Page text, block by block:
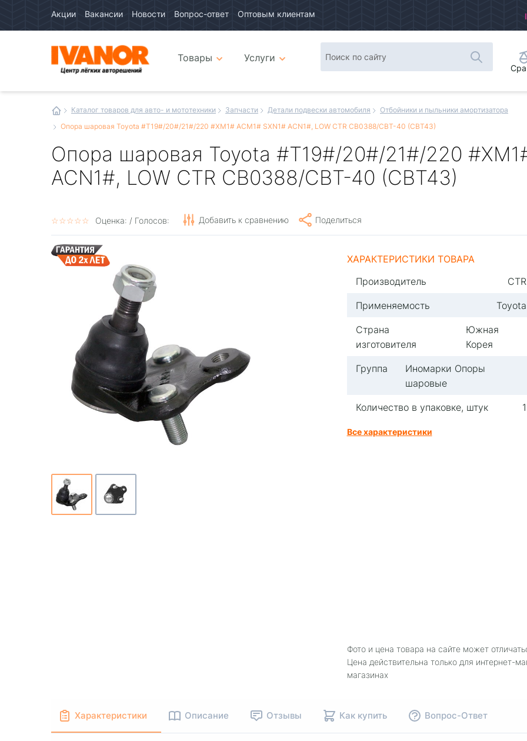
Акции Вакансии Новости Вопрос-ответ Оптовым клиентам
интернетТовары
Услуги
Каталог товаров для авто- и мототехники Запчасти Детали подвески автомобиля
Отбойники и пыльники амортизатора
Опора шаровая Toyota #T19#/20#/21#/220 #XM1# ACM1# SXN1# ACN1#, LOW CTR CB0388/CBT-40 (CBT43)
Опора шаровая Toyota #T19#/20#/21#/220
ACN1#, LOW CTR CB0388/CBT-40 (CBT43)
☆☆☆☆☆
★★★★★ Оценка: / Голосов: Добавить к сравнению Поделиться
ХАРАКТЕРИСТИКИ ТОВАРА
Производитель
CTR
Применяемость
Toyota
Страна
изготовителя
Южная
Корея
Группа
Иномарки Опоры
шаровые
Количество в упаковке, штук
1
Все характеристики
Фото и цена товара на сайте может
Цена действительна только для интернет-
магазинах
Характеристики Описание Отзывы Как купить Вопрос-Ответ